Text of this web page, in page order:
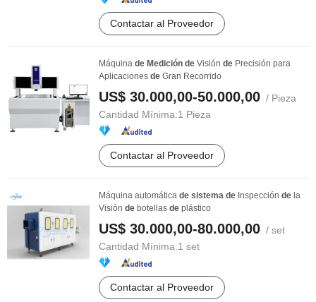
Contactar al Proveedor
Máquina de Medición de Visión de Precisión para
Aplicaciones de Gran Recorrido
US$ 30.000,00-50.000,00 / Pieza
Cantidad Mínima:1 Pieza
Contactar al Proveedor
Máquina automática de sistema de Inspección de la
Visión de botellas de plástico
US$ 30.000,00-80.000,00 / set
Cantidad Mínima:1 set
Contactar al Proveedor